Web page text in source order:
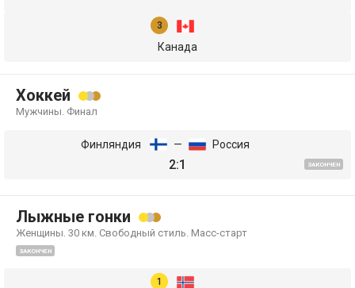
Канада
Хоккей
Мужчины. Финал
Финляндия — Россия
2:1 ЗАКОНЧЕН
Лыжные гонки
Женщины. 30 км. Свободный стиль. Масс-старт
ЗАКОНЧЕН